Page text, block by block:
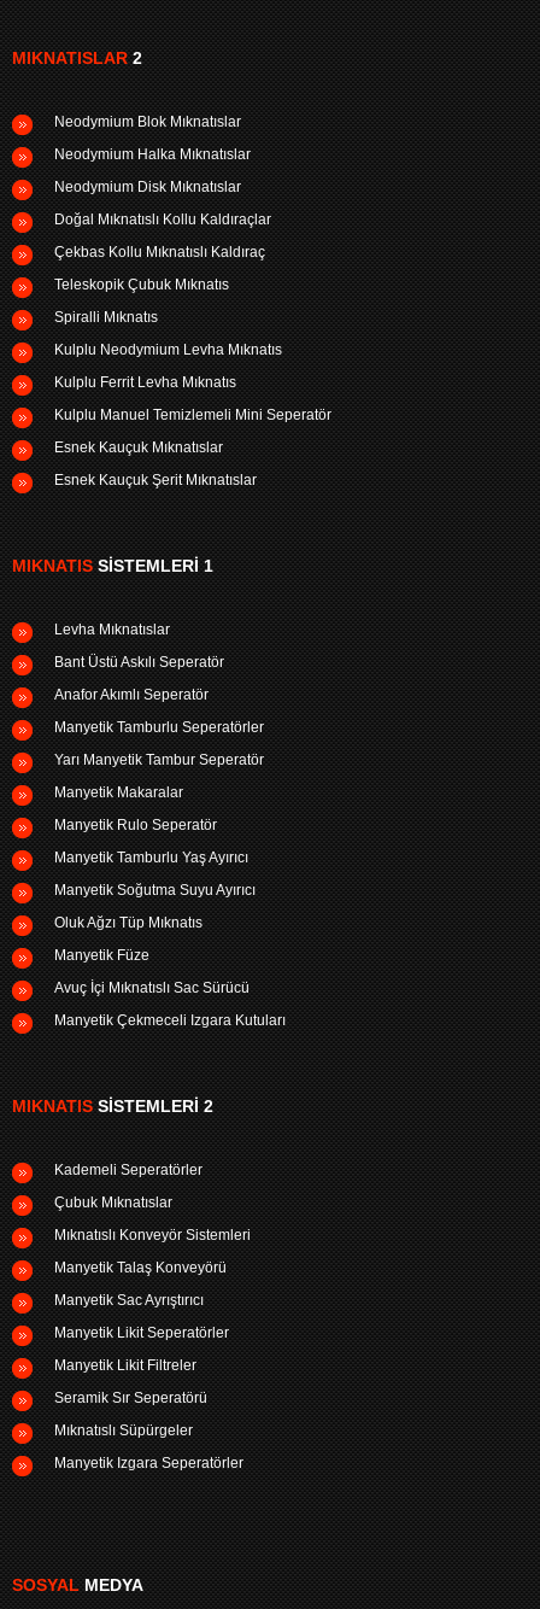
MIKNATISLAR2
Neodymium Blok Mıknatıslar
Neodymium Halka Mıknatıslar
Neodymium Disk Mıknatıslar
Doğal Mıknatıslı Kollu Kaldıraçlar
Çekbas Kollu Mıknatıslı Kaldıraç
Teleskopik Çubuk Mıknatıs
Spiralli Mıknatıs
Kulplu Neodymium Levha Mıknatıs
Kulplu Ferrit Levha Mıknatıs
Kulplu Manuel Temizlemeli Mini Seperatör
Esnek Kauçuk Mıknatıslar
Esnek Kauçuk Şerit Mıknatıslar
MIKNATISSISTEMLERI 1
Levha Mıknatıslar
Bant Üstü Askılı Seperatör
Anafor Akımlı Seperatör
Manyetik Tamburlu Seperatörler
Yarı Manyetik Tambur Seperatör
Manyetik Makaralar
Manyetik Rulo Seperatör
Manyetik Tamburlu Yaş Ayırıcı
Manyetik Soğutma Suyu Ayırıcı
Oluk Ağzı Tüp Mıknatıs
Manyetik Füze
Avuç İçi Mıknatıslı Sac Sürücü
Manyetik Çekmeceli Izgara Kutuları
MIKNATISSISTEMLERI 2
Kademeli Seperatörler
Çubuk Mıknatıslar
Mıknatıslı Konveyör Sistemleri
Manyetik Talaş Konveyörü
Manyetik Sac Ayrıştırıcı
Manyetik Likit Seperatörler
Manyetik Likit Filtreler
Seramik Sır Seperatörü
Mıknatıslı Süpürgeler
Manyetik Izgara Seperatörler
SOSYALMEDYA